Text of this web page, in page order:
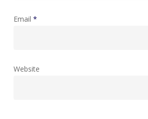
Email *
Website